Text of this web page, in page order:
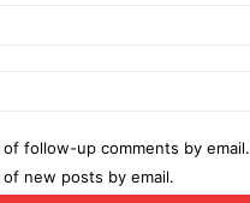
follow-up comments by email.
new posts by email.